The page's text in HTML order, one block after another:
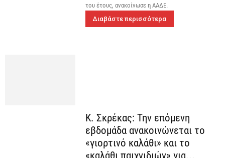
του έτους, ανακοίνωσε η ΑΑΔΕ.
Διαβάστε περισσότερα
Κ. Σκρέκας: Την επόμενη
εβδομάδα ανακοινώνεται το
«γιορτινό καλάθι» και το